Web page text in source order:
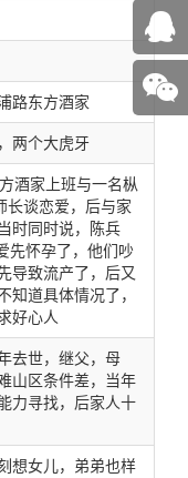
路东方酒家
两个大虎牙
酒家上班与一名枞
长谈恋爱，后与家
时同时说，陈兵
先怀孕了，他们吵
导致流产了，后又
知道具体情况了，
好心人
去世，继父，母
山区条件差，当年
力寻找，后家人十
想女儿，弟弟也样